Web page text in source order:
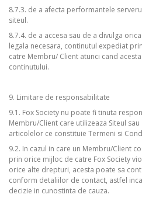
8.7.3. de a afecta performantele
siteul.
8.7.4. de a accesa sau de a divulga
legala necesara, continutul expediat
catre Membru/ Client atunci cand
continutului.
9. Limitare de responsabilitate
9.1. Fox Society nu poate fi tinuta
Membru/Client care utilizeaza Siteul
articolelor ce constituie Termeni si
9.2. In cazul in care un Membru/Client
prin orice mijloc de catre Fox Society
orice alte drepturi, acesta poate sa
conform detaliilor de contact, astfel
decizie in cunostinta de cauza.